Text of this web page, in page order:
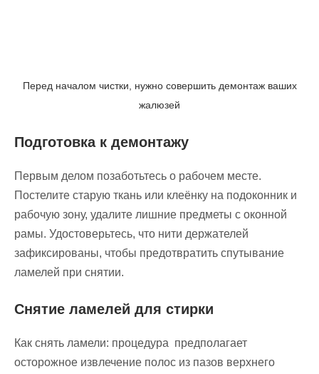
Перед началом чистки, нужно совершить демонтаж ваших
жалюзей
Подготовка к демонтажу
Первым делом позаботьтесь о рабочем месте.
Постелите старую ткань или клеёнку на подоконник и
рабочую зону, удалите лишние предметы с оконной
рамы. Удостоверьтесь, что нити держателей
зафиксированы, чтобы предотвратить спутывание
ламелей при снятии.
Снятие ламелей для стирки
Как снять ламели: процедура предполагает
осторожное извлечение полос из пазов верхнего